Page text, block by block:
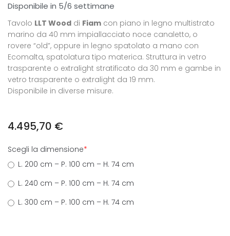
Disponibile in 5/6 settimane
Tavolo LLT Wood di Fiam con piano in legno multistrato
marino da 40 mm impiallacciato noce canaletto, o
rovere “old”, oppure in legno spatolato a mano con
Ecomalta, spatolatura tipo materica. Struttura in vetro
trasparente o extralight stratificato da 30 mm e gambe in
vetro trasparente o extralight da 19 mm.
Disponibile in diverse misure.
4.495,70 €
Scegli la dimensione*
L. 200 cm – P. 100 cm – H. 74 cm
L. 240 cm – P. 100 cm – H. 74 cm
L. 300 cm – P. 100 cm – H. 74 cm